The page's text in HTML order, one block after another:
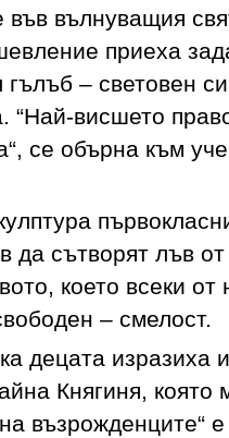
във вълнуващия
приеха
гълъб – световен
“Най-висшето
се обърна към
сътворят лъв от
което всеки от
– смелост.
децата изразиха
Княгиня, която
възрожденците“